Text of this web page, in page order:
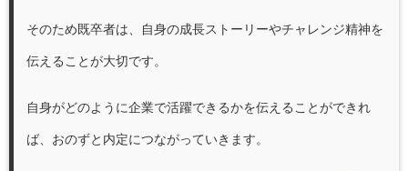
そのため既卒者は、自身の成長ストーリーやチャレンジ精神を
伝えることが大切です。
自身がどのように企業で活躍できるかを伝えることができれ
ば、おのずと内定につながっていきます。